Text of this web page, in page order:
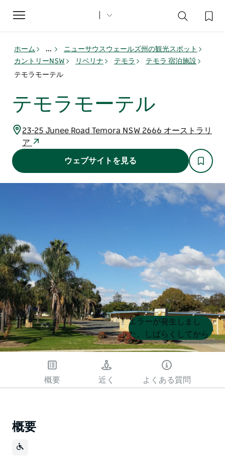
Toggle
navigation
ホーム ...
ニューサウスウェールズ州の観光スポット
カントリーNSW
リベリナ テモラ
テモラ 宿泊施設
テモラモーテル
テモラモーテル
23-25 Junee Road Temora NSW 2666 オーストラリ
ア
ウェブサイトを見る
Product
List
Product
List
エラーが発生しまし
た。しばらくしてから
もう一度試してくださ
概要 近く よくある質問
概要